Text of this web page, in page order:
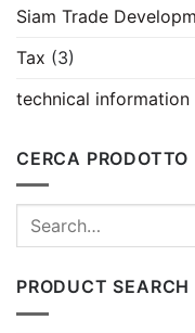
Siam Trade
Tax (3)
technical information
CERCA PRODOTTO
PRODUCT SEARCH